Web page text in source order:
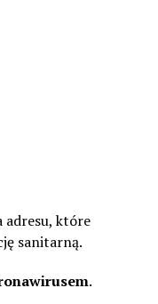
adresu, które
sanitarną.
.